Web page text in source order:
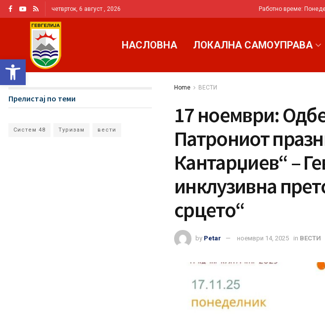
Open toolbar
четврток, 6 август , 2026 Работно време:
НАСЛОВНА ЛОКАЛНА САМОУПРАВА
Home ВЕСТИ
17 ноември:
Патрониот
Кантарџиев“ –
инклузивна
срцето“
by Petar ноември 14, 2025 in ВЕСТИ
Прелистај по теми
Систем 48 Туризам вести